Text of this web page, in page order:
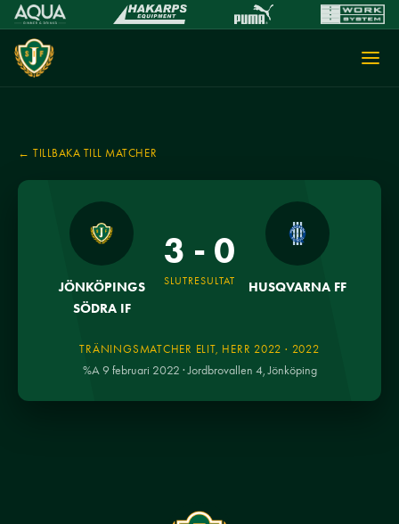
← TILLBAKA TILL MATCHER
JÖNKÖPINGS
SÖDRA IF
3 - 0
SLUTRESULTAT HUSQVARNA FF
TRÄNINGSMATCHER ELIT, HERR 2022 · 2022
%A 9 februari 2022 · Jordbrovallen 4, Jönköping